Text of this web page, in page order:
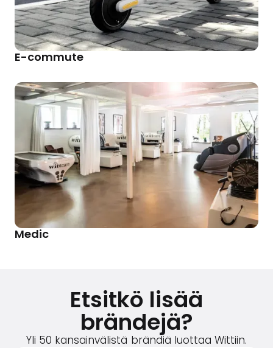
E-commute
Medic
Etsitkö lisää
brändejä?
Yli 50 kansainvälistä brändiä luottaa Wittiin.